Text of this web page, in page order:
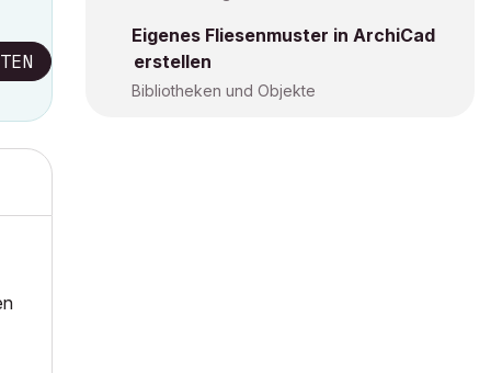
Eigenes Fliesenmuster in ArchiCad
erstellen
Bibliotheken und Objekte